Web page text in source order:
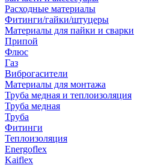
Расходные материалы
Фитинги/гайки/штуцеры
Материалы для пайки и сварки
Припой
Флюс
Газ
Виброгасители
Материалы для монтажа
Труба медная и теплоизоляция
Труба медная
Труба
Фитинги
Теплоизоляция
Energoflex
Kaiflex